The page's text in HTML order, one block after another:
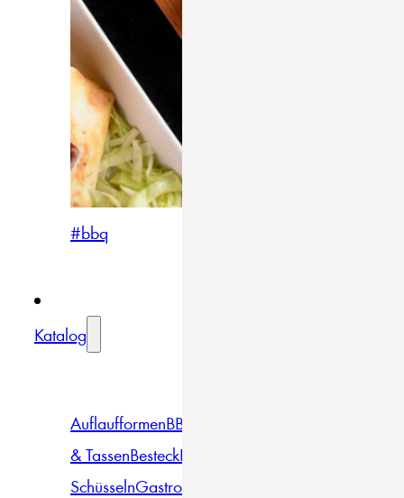
#bbq
Katalog
AuflaufformenBBQ
& TassenBesteckBowls &
SchüsselnGastro